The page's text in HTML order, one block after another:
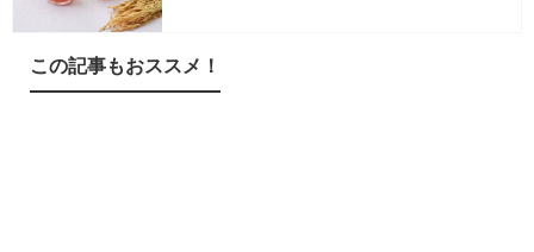
この記事もおススメ！